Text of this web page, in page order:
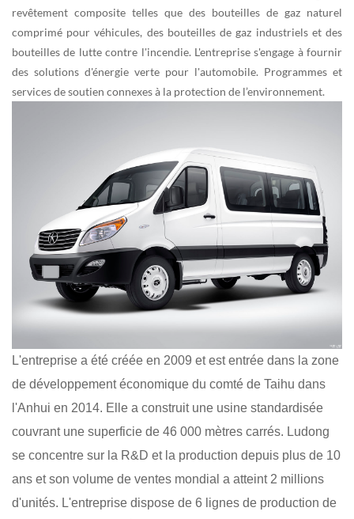
revêtement composite telles que des bouteilles de gaz naturel
comprimé pour véhicules, des bouteilles de gaz industriels et des
bouteilles de lutte contre l'incendie. L'entreprise s'engage à fournir
des solutions d'énergie verte pour l'automobile. Programmes et
services de soutien connexes à la protection de l’environnement.
L'entreprise a été créée en 2009 et est entrée dans la zone
de développement économique du comté de Taihu dans
l'Anhui en 2014. Elle a construit une usine standardisée
couvrant une superficie de 46 000 mètres carrés. Ludong
se concentre sur la R&D et la production depuis plus de 10
ans et son volume de ventes mondial a atteint 2 millions
d'unités. L'entreprise dispose de 6 lignes de production de